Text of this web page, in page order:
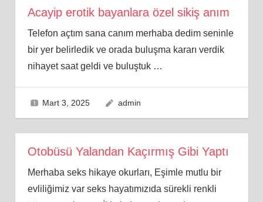
Acayip erotik bayanlara özel sikiş anım
Telefon açtım sana canım merhaba dedim seninle
bir yer belirledik ve orada buluşma kararı verdik
nihayet saat geldi ve buluştuk …
Mart 3, 2025 admin
Otobüsü Yalandan Kaçırmış Gibi Yaptı
Merhaba seks hikaye okurları, Eşimle mutlu bir
evliliğimiz var seks hayatımızıda sürekli renkli